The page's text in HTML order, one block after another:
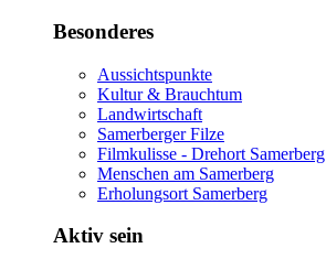
Besonderes
Aussichtspunkte
Kultur & Brauchtum
Landwirtschaft
Samerberger Filze
Filmkulisse - Drehort Samerberg
Menschen am Samerberg
Erholungsort Samerberg
Aktiv sein